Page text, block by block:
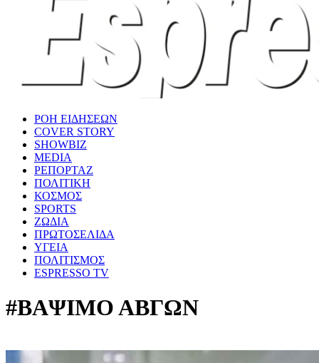
ΡΟΗ ΕΙΔΗΣΕΩΝ
COVER STORY
SHOWBIZ
MEDIA
ΡΕΠΟΡΤΑΖ
ΠΟΛΙΤΙΚΗ
ΚΟΣΜΟΣ
SPORTS
ΖΩΔΙΑ
ΠΡΩΤΟΣΕΛΙΔΑ
ΥΓΕΙΑ
ΠΟΛΙΤΙΣΜΟΣ
ESPRESSO TV
#ΒΑΨΙΜΟ ΑΒΓΩΝ